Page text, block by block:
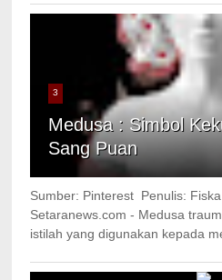
3
Medusa : Simbol
Sang Puan
Sumber: Pinterest Penulis:
Setaranews.com - Medusa
istilah yang digunakan kepada